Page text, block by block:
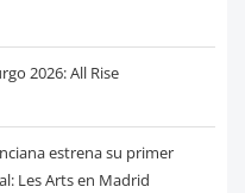
2026: All Rise
estrena su primer
Les Arts en Madrid